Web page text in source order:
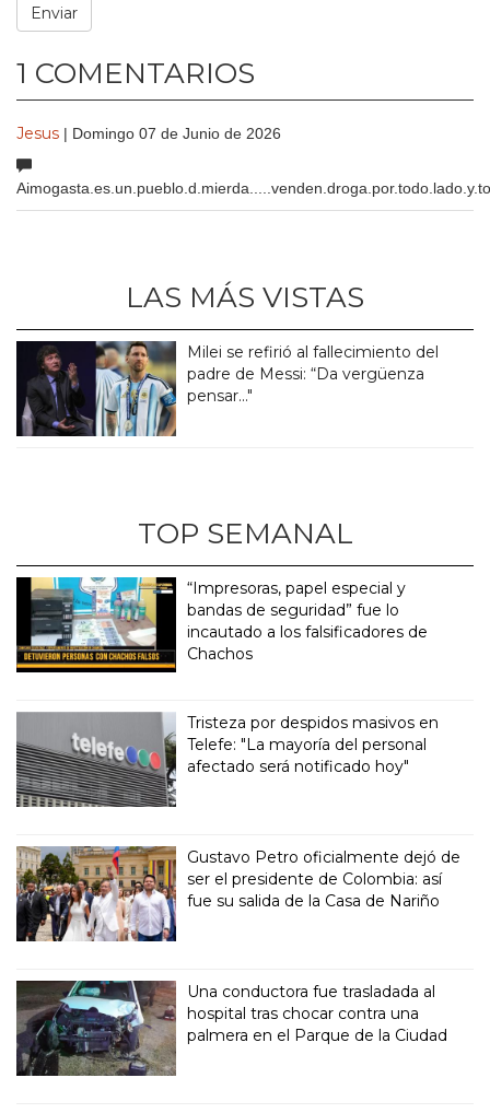
1 COMENTARIOS
Jesus | Domingo 07 de Junio de 2026
LAS MÁS VISTAS
Milei se refirió al fallecimiento del
padre de Messi: “Da vergüenza
pensar..."
TOP SEMANAL
“Impresoras, papel especial y
bandas de seguridad” fue lo
incautado a los falsificadores de
Chachos
Tristeza por despidos masivos en
Telefe: "La mayoría del personal
afectado será notificado hoy"
Gustavo Petro oficialmente dejó de
ser el presidente de Colombia: así
fue su salida de la Casa de Nariño
Una conductora fue trasladada al
hospital tras chocar contra una
palmera en el Parque de la Ciudad